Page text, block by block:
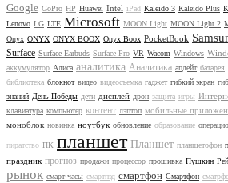
Google GoPro HP Huawei Intel iPad Kaleido 3 Kaleido Plus
Lenovo LG LTE Microsoft MOON Light MOON Light 2
Onyx ONYX ONYX BOOX Onyx Boox PocketBook
Surface Surface Earbuds Surface Pro VR Wacom Windows
аккумулятор Алиса аналитика Аналитика апдейт батарея
библиотека блокнот видео видеосъемка гаджет гибкий экран
знаний День Победы дети дисплей дрон защита игры
клавиатура компьютер контент лэптоп мобильные
моноблок новинка ноутбук обновление образование
пиратство ПК планшет Планшет планшетофон
праздник прогноз продажи процессор прошивка Пушкин
рынок смарт-часы смартпэд смартфон Смартфон